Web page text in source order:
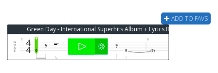
ADD TO FAVS
Green Day - International Superhits Album + Lyrics Bass Tab